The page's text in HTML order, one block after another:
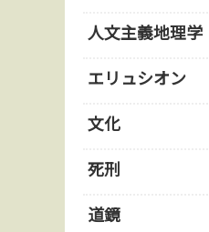
人文主義地理学
エリュシオン
文化
死刑
道鏡